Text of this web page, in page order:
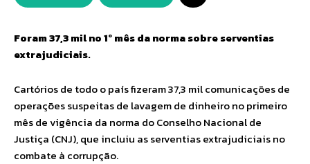
Foram 37,3 mil no 1º mês da norma sobre serventias
extrajudiciais.
Cartórios de todo o país fizeram 37,3 mil comunicações de
operações suspeitas de lavagem de dinheiro no primeiro
mês de vigência da norma do Conselho Nacional de
Justiça (CNJ), que incluiu as serventias extrajudiciais no
combate à corrupção.